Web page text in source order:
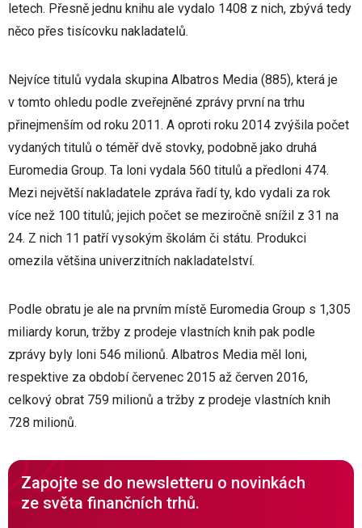
letech. Přesně jednu knihu ale vydalo 1408 z nich, zbývá tedy
něco přes tisícovku nakladatelů.
Nejvíce titulů vydala skupina Albatros Media (885), která je
v tomto ohledu podle zveřejněné zprávy první na trhu
přinejmenším od roku 2011. A oproti roku 2014 zvýšila počet
vydaných titulů o téměř dvě stovky, podobně jako druhá
Euromedia Group. Ta loni vydala 560 titulů a předloni 474.
Mezi největší nakladatele zpráva řadí ty, kdo vydali za rok
více než 100 titulů; jejich počet se meziročně snížil z 31 na
24. Z nich 11 patří vysokým školám či státu. Produkci
omezila většina univerzitních nakladatelství.
Podle obratu je ale na prvním místě Euromedia Group s 1,305
miliardy korun, tržby z prodeje vlastních knih pak podle
zprávy byly loni 546 milionů. Albatros Media měl loni,
respektive za období červenec 2015 až červen 2016,
celkový obrat 759 milionů a tržby z prodeje vlastních knih
728 milionů.
Zapojte se do newsletteru o novinkách
ze světa finančních trhů.